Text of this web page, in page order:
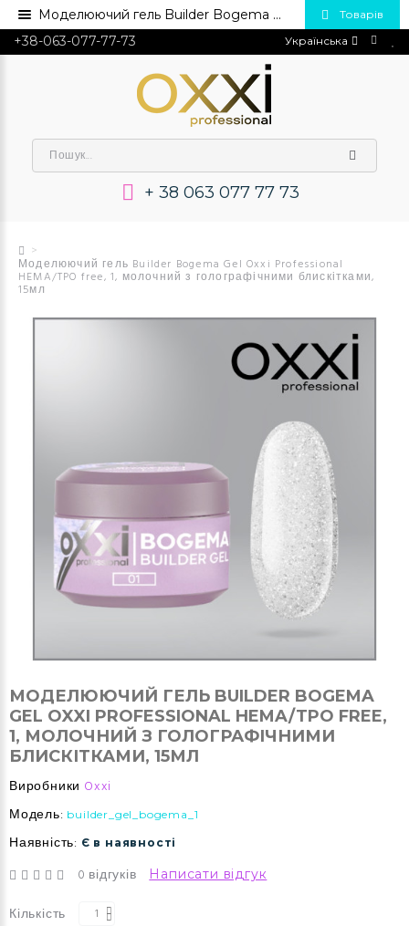
+38-063-077-77-73 Українська
+ 38 063 077 77 73
Товарів
Моделюючий гель Builder Bogema Gel Oxxi Professional
HEMA/TPO free, 1, молочний з голографічними блискітками,
15мл
МОДЕЛЮЮЧИЙ ГЕЛЬ BUILDER BOGEMA
GEL OXXI PROFESSIONAL HEMA/TPO FREE,
1, МОЛОЧНИЙ З ГОЛОГРАФІЧНИМИ
БЛИСКІТКАМИ, 15МЛ
Виробники Oxxi
Модель: builder_gel_bogema_1
Наявність: Є в наявності
0 відгуків Написати відгук
Кількість
Моделюючий гель Builder Bogema Gel Oxxi Professional HEMA/TPO free, 1, молочний з голографічними блискітками, 15мл💅 Купити в Україні опт та роздріб